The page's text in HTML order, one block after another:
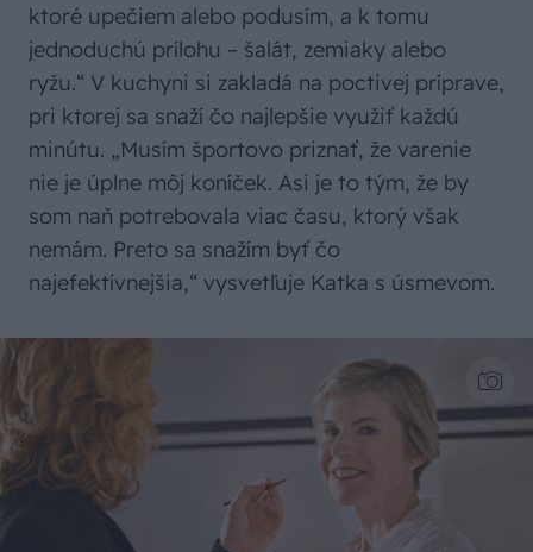
ktoré upečiem alebo podusím, a k tomu
jednoduchú prílohu – šalát, zemiaky alebo
ryžu.“ V kuchyni si zakladá na poctivej príprave,
pri ktorej sa snaží čo najlepšie využiť každú
minútu. „Musím športovo priznať, že varenie
nie je úplne môj koníček. Asi je to tým, že by
som naň potrebovala viac času, ktorý však
nemám. Preto sa snažím byť čo
najefektívnejšia,“ vysvetľuje Katka s úsmevom.